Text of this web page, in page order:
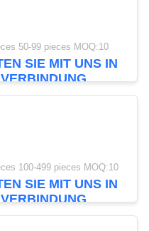
50-99 pieces MOQ:10
SIE MIT UNS IN
VERBINDUNG
100-499 pieces MOQ:10
SIE MIT UNS IN
VERBINDUNG